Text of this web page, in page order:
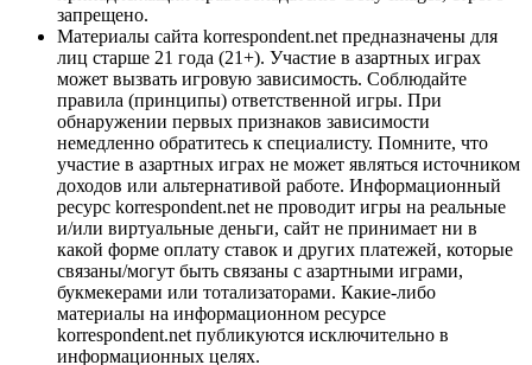
запрещено.
Материалы сайта korrespondent.net предназначены для
лиц старше 21 года (21+). Участие в азартных играх
может вызвать игровую зависимость. Соблюдайте
правила (принципы) ответственной игры. При
обнаружении первых признаков зависимости
немедленно обратитесь к специалисту. Помните, что
участие в азартных играх не может являться источником
доходов или альтернативой работе. Информационный
ресурс korrespondent.net не проводит игры на реальные
и/или виртуальные деньги, сайт не принимает ни в
какой форме оплату ставок и других платежей, которые
связаны/могут быть связаны с азартными играми,
букмекерами или тотализаторами. Какие-либо
материалы на информационном ресурсе
korrespondent.net публикуются исключительно в
информационных целях.